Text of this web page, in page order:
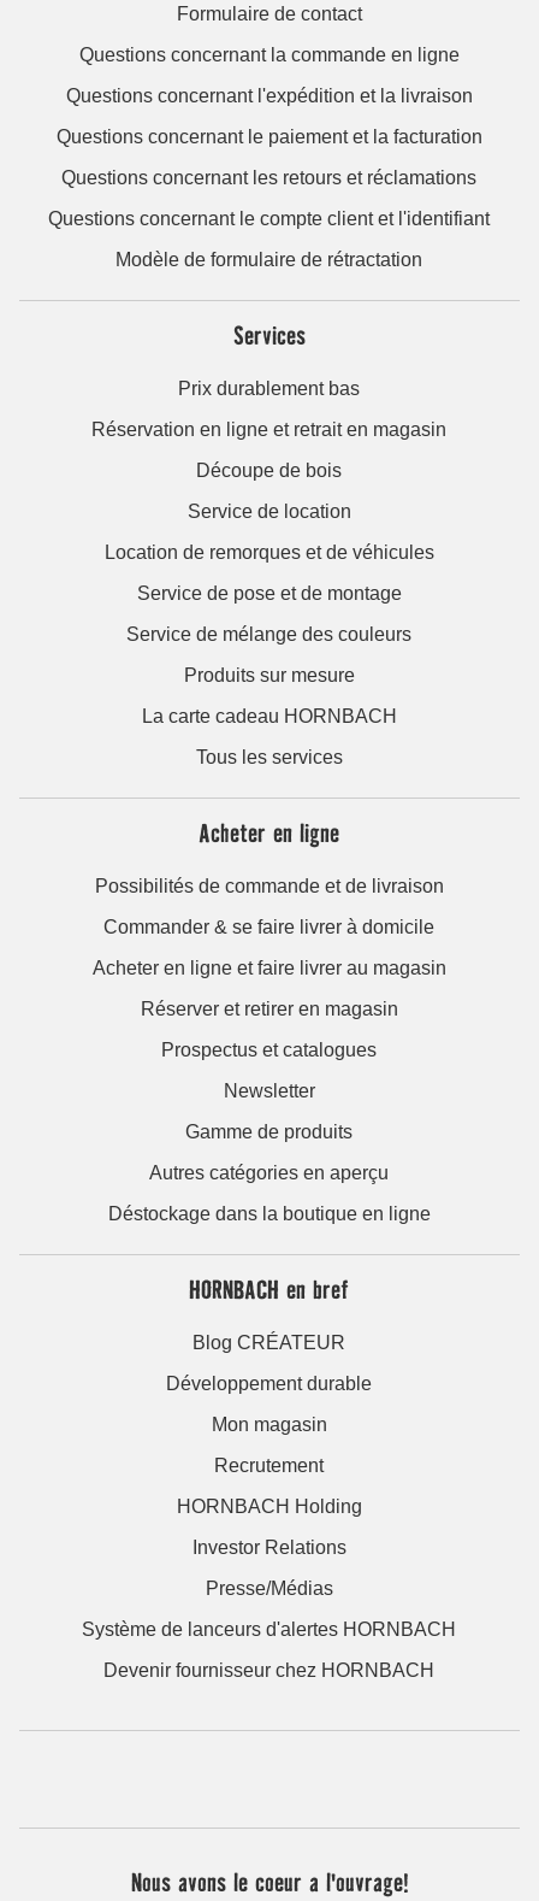
Formulaire de contact
Questions concernant la commande en ligne
Questions concernant l'expédition et la livraison
Questions concernant le paiement et la facturation
Questions concernant les retours et réclamations
Questions concernant le compte client et l'identifiant
Modèle de formulaire de rétractation
Services
Prix durablement bas
Réservation en ligne et retrait en magasin
Découpe de bois
Service de location
Location de remorques et de véhicules
Service de pose et de montage
Service de mélange des couleurs
Produits sur mesure
La carte cadeau HORNBACH
Tous les services
Acheter en ligne
Possibilités de commande et de livraison
Commander & se faire livrer à domicile
Acheter en ligne et faire livrer au magasin
Réserver et retirer en magasin
Prospectus et catalogues
Newsletter
Gamme de produits
Autres catégories en aperçu
Déstockage dans la boutique en ligne
HORNBACH en bref
Blog CRÉATEUR
Développement durable
Mon magasin
Recrutement
HORNBACH Holding
Investor Relations
Presse/Médias
Système de lanceurs d'alertes HORNBACH
Devenir fournisseur chez HORNBACH
Nous avons le coeur a l'ouvrage!